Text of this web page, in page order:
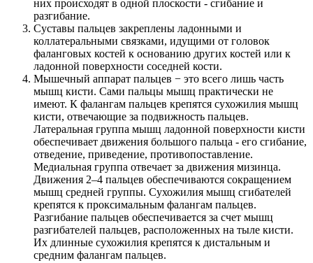
них происходят в одной плоскости - сгибание и
разгибание.
Суставы пальцев закреплены ладонными и
коллатеральными связками, идущими от головок
фаланговых костей к основанию других костей или к
ладонной поверхности соседней кости.
Мышечный аппарат пальцев − это всего лишь часть
мышц кисти. Сами пальцы мышц практически не
имеют. К фалангам пальцев крепятся сухожилия мышц
кисти, отвечающие за подвижность пальцев.
Латеральная группа мышц ладонной поверхности кисти
обеспечивает движения большого пальца - его сгибание,
отведение, приведение, противопоставление.
Медиальная группа отвечает за движения мизинца.
Движения 2–4 пальцев обеспечиваются сокращением
мышц средней группы. Сухожилия мышц сгибателей
крепятся к проксимальным фалангам пальцев.
Разгибание пальцев обеспечивается за счет мышц
разгибателей пальцев, расположенных на тыле кисти.
Их длинные сухожилия крепятся к дистальным и
средним фалангам пальцев.